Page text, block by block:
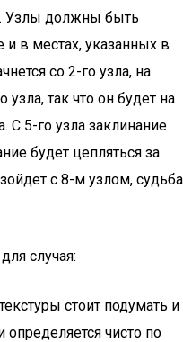
Узлы должны быть
в местах, указанных в
со 2-го узла, на
узла, так что он будет на
С 5-го узла заклинание
будет цепляться за
с 8-м узлом, судьба
случая:
стоит подумать и
чисто по